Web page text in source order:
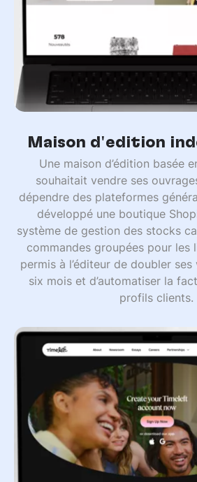
Maison d'édition
Une maison d’édition basée
souhaitait vendre ses
dépendre des plateformes
développé une boutique
système de gestion des stocks
commandes groupées pour les
permis à l’éditeur de doubler
six mois et d’automatiser la
profils clients.